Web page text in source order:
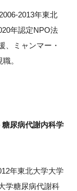
2013年東北
年認定NPO法
、ミャンマー・
。
尿病代謝内科学
年東北大学大学
学糖尿病代謝科